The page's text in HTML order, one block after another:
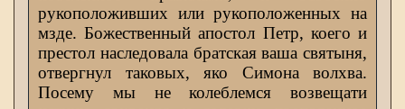
рукоположивших или рукоположенных на
мзде. Божественный апостол Петр, коего и
престол наследовала братская ваша святыня,
отвергнул таковых, яко Симона волхва.
Посему мы не колеблемся возвещати